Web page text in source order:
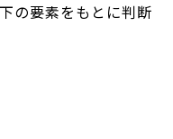
の要素をもとに判断